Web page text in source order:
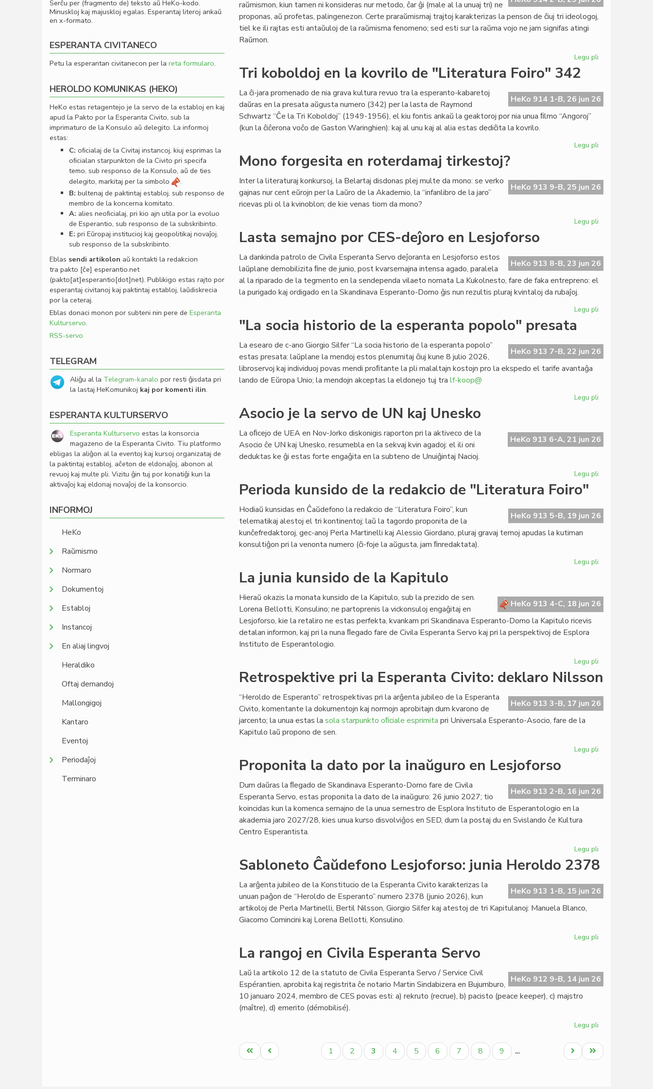
raŭmismon, kiun tamen ni konsideras nur metodo, ĉar ĝi (male al la unuaj tri) ne
proponas, aŭ profetas, palingenezon. Certe praraŭmismaj trajtoj karakterizas la penson de ĉiuj tri ideologoj,
tiel ke ili rajtas esti antaŭuloj de la raŭmisma fenomeno; sed esti sur la raŭma vojo ne jam signifas atingi
Raŭmon.
Legu pli
ĵus
presita
Tri koboldoj en la kovrilo de "Literatura Foiro" 342
HeKo 914 1-B, 26 jun 26
La ĉi-jara promenado de nia grava kultura revuo tra la esperanto-kabaretoj
daŭras en la presata aŭgusta numero (342) per la lasta de Raymond
Schwartz “Ĉe la Tri Koboldoj” (1949-1956), el kiu fontis ankaŭ la geaktoroj por nia unua ﬁlmo “Angoroj”
(kun la ĉiĉerona voĉo de Gaston Waringhien): kaj al unu kaj al alia estas dediĉita la kovrilo.
Legu pli
la
kovrilo
Mono forgesita en roterdamaj tirkestoj?
HeKo 913 9-B, 25 jun 26
Inter la literaturaj konkursoj, la Belartaj disdonas plej multe da mono: se verko
gajnas nur cent eŭrojn per la Laŭro de la Akademio, la “infanlibro de la jaro”
ricevas pli ol la kvinoblon; de kie venas tiom da mono?
Legu pli
roterdamaj
tirkestoj?
Lasta semajno por CES-deĵoro en Lesjoforso
HeKo 913 8-B, 23 jun 26
La dankinda patrolo de Civila Esperanta Servo deĵoranta en Lesjoforso estos
laŭplane demobilizita ﬁne de junio, post kvarsemajna intensa agado, paralela
al la riparado de la tegmento en la sendependa vilaeto nomata La Kukolnesto, fare de faka entrepreno: el
la purigado kaj ordigado en la Skandinava Esperanto-Domo ĝis nun rezultis pluraj kvintaloj da rubaĵoj.
Legu pli
CES-
deĵoro
"La socia historio de la esperanta popolo" presata
HeKo 913 7-B, 22 jun 26
La esearo de c-ano Giorgio Silfer “La socia historio de la esperanta popolo”
estas presata: laŭplane la mendoj estos plenumitaj ĉiuj kune 8 julio 2026,
libroservoj kaj individuoj povas mendi proﬁtante la pli malaltajn kostojn pro la ekspedo el tarife avantaĝa
lando de Eŭropa Unio; la mendojn akceptas la eldonejo tuj tra lf-koop@
Legu pli
de
la
Asocio je la servo de UN kaj Unesko
HeKo 913 6-A, 21 jun 26
La oﬁcejo de UEA en Nov-Jorko diskonigis raporton pri la aktiveco de la
Asocio ĉe UN kaj Unesko, resumebla en la sekvaj kvin agadoj: el ili oni
deduktas ke ĝi estas forte engaĝita en la subteno de Unuiĝintaj Nacioj.
Legu pli
servo
de
Perioda kunsido de la redakcio de "Literatura Foiro"
HeKo 913 5-B, 19 jun 26
Hodiaŭ kunsidas en Ĉaŭdefono la redakcio de “Literatura Foiro”, kun
telematikaj alestoj el tri kontinentoj; laŭ la tagordo proponita de la
kunĉefredaktoroj, gec-anoj Perla Martinelli kaj Alessio Giordano, pluraj gravaj temoj apudas la kutiman
konsultiĝon pri la venonta numero (ĉi-foje la aŭgusta, jam ﬁnredaktata).
Legu pli
la
redakcio
La junia kunsido de la Kapitulo
HeKo 913 4-C, 18 jun 26
Hieraŭ okazis la monata kunsido de la Kapitulo, sub la prezido de sen.
Lorena Bellotti, Konsulino; ne partoprenis la vickonsuloj engaĝitaj en
Lesjoforso, kie la retaliro ne estas perfekta, kvankam pri Skandinava Esperanto-Domo la Kapitulo ricevis
detalan informon, kaj pri la nuna ﬂegado fare de Civila Esperanta Servo kaj pri la perspektivoj de Esplora
Instituto de Esperantologio.
Legu pli
junia
de
la
Retrospektive pri la Esperanta Civito: deklaro Nilsson
HeKo 913 3-B, 17 jun 26
“Heroldo de Esperanto” retrospektivas pri la arĝenta jubileo de la Esperanta
Civito, komentante la dokumentojn kaj normojn aprobitajn dum kvarono de
jarcento; la unua estas la sola starpunkto oﬁciale esprimita pri Universala Esperanto-Asocio, fare de la
Kapitulo laŭ propono de sen.
Legu pli
Esperanta
Civito:
Proponita la dato por la inaŭguro en Lesjoforso
HeKo 913 2-B, 16 jun 26
Dum daŭras la ﬂegado de Skandinava Esperanto-Domo fare de Civila
Esperanta Servo, estas proponita la dato de la inaŭguro: 26 junio 2027; tio
koincidas kun la komenca semajno de la unua semestro de Esplora Instituto de Esperantologio en la
akademia jaro 2027/28, kies unua kurso disvolviĝos en SED, dum la postaj du en Svislando ĉe Kultura
Centro Esperantista.
Legu pli
Proponita
la
por
la
Sabloneto Ĉaŭdefono Lesjoforso: junia Heroldo 2378
HeKo 913 1-B, 15 jun 26
La arĝenta jubileo de la Konstitucio de la Esperanta Civito karakterizas la
unuan paĝon de “Heroldo de Esperanto” numero 2378 (junio 2026), kun
artikoloj de Perla Martinelli, Bertil Nilsson, Giorgio Silfer kaj atestoj de tri Kapitulanoj: Manuela Blanco,
Giacomo Comincini kaj Lorena Bellotti, Konsulino.
Legu pli
junia
Heroldo
La rangoj en Civila Esperanta Servo
HeKo 912 9-B, 14 jun 26
Laŭ la artikolo 12 de la statuto de Civila Esperanta Servo / Service Civil
Espérantien, aprobita kaj registrita ĉe notario Martin Sindabizera en Bujumburo,
10 januaro 2024, membro de CES povas esti: a) rekruto (recrue), b) pacisto (peace keeper), c) majstro
(maître), d) emerito (démobilisé).
Legu pli
rangoj
en
Pagination
Unua
paĝo
Antaŭa
paĝo
Paĝo
1 Paĝo
2
Aktuala
paĝo
3 Paĝo
4 Paĝo
5 Paĝo
6 Paĝo
7 Paĝo
8 Paĝo
9 …
Last
page
Next
page
Serĉu per (fragmento de) teksto aŭ HeKo-kodo.
Minuskloj kaj majuskloj egalas. Esperantaj literoj ankaŭ
en x-formato.
ESPERANTA CIVITANECO
Petu la esperantan civitanecon per la reta formularo.
HEROLDO KOMUNIKAS (HEKO)
HeKo estas retagentejo je la servo de la establoj en kaj
apud la Pakto por la Esperanta Civito, sub la
imprimaturo de la Konsulo aŭ delegito. La informoj
estas:
C: oﬁcialaj de la Civitaj instancoj, kiuj esprimas la
oﬁcialan starpunkton de la Civito pri specifa
temo, sub responso de la Konsulo, aŭ de ties
delegito, markitaj per la simbolo
.
B: bultenaj de paktintaj establoj, sub responso de
membro de la koncerna komitato.
A: alies neoﬁcialaj, pri kio ajn utila por la evoluo
de Esperantio, sub responso de la subskribinto.
E: pri Eŭropaj institucioj kaj geopolitikaj novaĵoj,
sub responso de la subskribinto.
Eblas sendi artikolon aŭ kontakti la redakcion
tra pakto [ĉe] esperantio.net
(pakto[at]esperantio[dot]net). Publikigo estas rajto por
esperantaj civitanoj kaj paktintaj establoj, laŭdiskrecia
por la ceteraj.
Eblas donaci monon por subteni nin pere de Esperanta
Kulturservo.
RSS-servo
TELEGRAM
Aliĝu al la Telegram-kanalo por resti ĝisdata pri
la lastaj HeKomunikoj kaj por komenti ilin.
ESPERANTA KULTURSERVO
Esperanta Kulturservo estas la konsorcia
magazeno de la Esperanta Civito. Tiu platformo
ebligas la aliĝon al la eventoj kaj kursoj organizataj de
la paktintaj establoj, aĉeton de eldonaĵoj, abonon al
revuoj kaj multe pli. Vizitu ĝin tuj por konatiĝi kun la
aktivaĵoj kaj eldonaj novaĵoj de la konsorcio.
INFORMOJ
HeKo
Raŭmismo
Normaro
Dokumentoj
Establoj
Instancoj
En aliaj lingvoj
Heraldiko
Oftaj demandoj
Mallongigoj
Kantaro
Eventoj
Periodaĵoj
Terminaro